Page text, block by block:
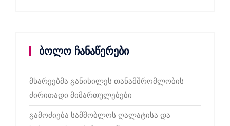
ბოლო ჩანაწერები
მხარეებმა განიხილეს თანამშრომლობის
ძირითადი მიმართულებები
გამოძიება სამშობლოს ღალატისა და